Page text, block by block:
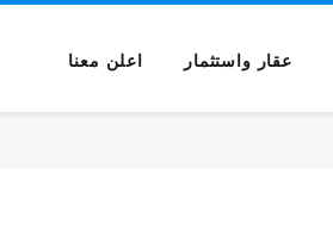
عقار واستثمار اعلن معنا